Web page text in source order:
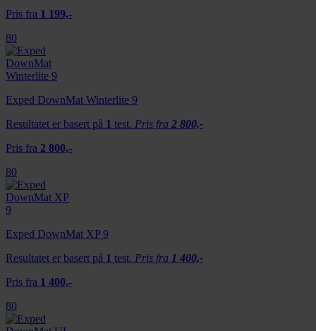
Pris fra 1 199,-
80
Exped DownMat Winterlite 9
Resultatet er basert på 1 test. Pris fra 2 800,-
Pris fra 2 800,-
80
Exped DownMat XP 9
Resultatet er basert på 1 test. Pris fra 1 400,-
Pris fra 1 400,-
80